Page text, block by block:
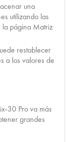
una
utilizando las
la página Matriz
restablecer
a los valores de
30 Pro va más
grandes